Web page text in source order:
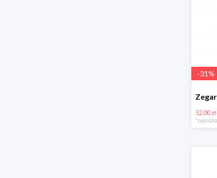
-31%
52.00 zł